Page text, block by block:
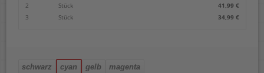
2
Stück
41,99 €
3
Stück 34,99 €
schwarz cyan gelb magenta